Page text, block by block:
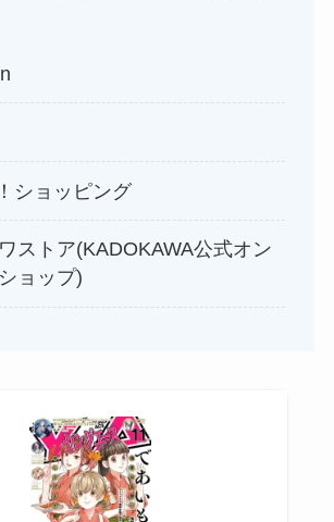
りはどこで買える？販売店は100均
ア）！
ワーはどこに売ってる？販売店は
こに売ってる？100均やロフトで買
あんはどこで売ってる？コンビニ
はどこに売ってる？コストコや業
える！
える？ダイソーやセリアなどの100
ショッピング
ストア(KADOKAWA公式オン
ョップ)